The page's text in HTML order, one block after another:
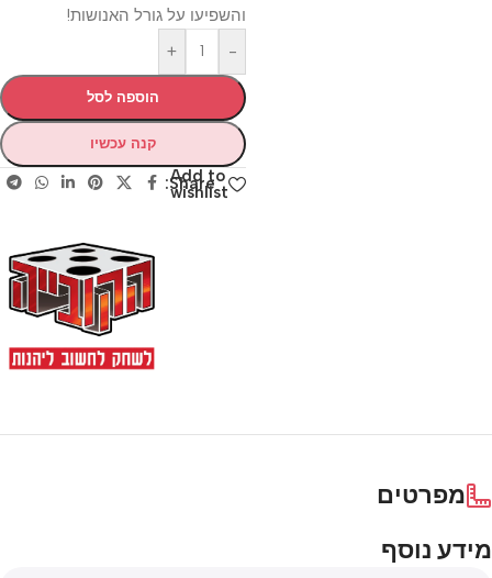
והשפיעו על גורל האנושות!
-
+
הוספה לסל
קנה עכשיו
Add to
wishlist
Share:
מפרטים
מידע נוסף